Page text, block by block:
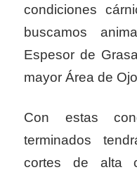
condiciones
buscamos
Espesor de
mayor Área de
Con estas
terminados
cortes de alta